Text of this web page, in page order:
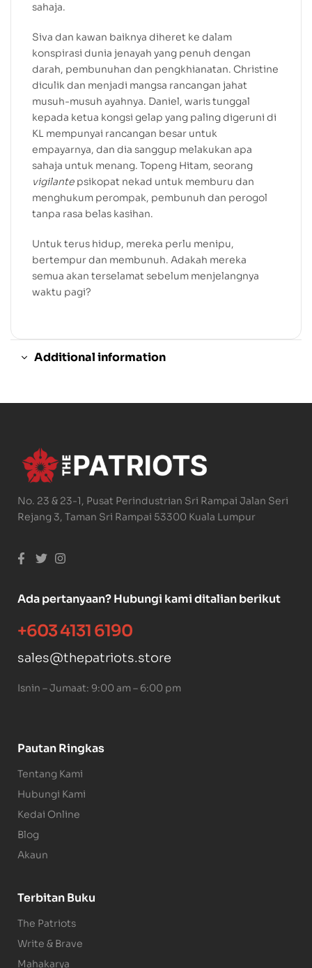
sahaja.
Siva dan kawan baiknya diheret ke dalam
konspirasi dunia jenayah yang penuh dengan
darah, pembunuhan dan pengkhianatan. Christine
diculik dan menjadi mangsa rancangan jahat
musuh-musuh ayahnya. Daniel, waris tunggal
kepada ketua kongsi gelap yang paling digeruni di
KL mempunyai rancangan besar untuk
empayarnya, dan dia sanggup melakukan apa
sahaja untuk menang. Topeng Hitam, seorang
vigilante psikopat nekad untuk memburu dan
menghukum perompak, pembunuh dan perogol
tanpa rasa belas kasihan.
Untuk terus hidup, mereka perlu menipu,
bertempur dan membunuh. Adakah mereka
semua akan terselamat sebelum menjelangnya
waktu pagi?
Additional information
No. 23 & 23-1, Pusat Perindustrian Sri Rampai Jalan Seri
Rejang 3, Taman Sri Rampai 53300 Kuala Lumpur
Ada pertanyaan? Hubungi kami ditalian berikut
+603 4131 6190
sales@thepatriots.store
Isnin – Jumaat: 9:00 am – 6:00 pm
Pautan Ringkas
Tentang Kami
Hubungi Kami
Kedai Online
Blog
Akaun
Terbitan Buku
The Patriots
Write & Brave
Mahakarya